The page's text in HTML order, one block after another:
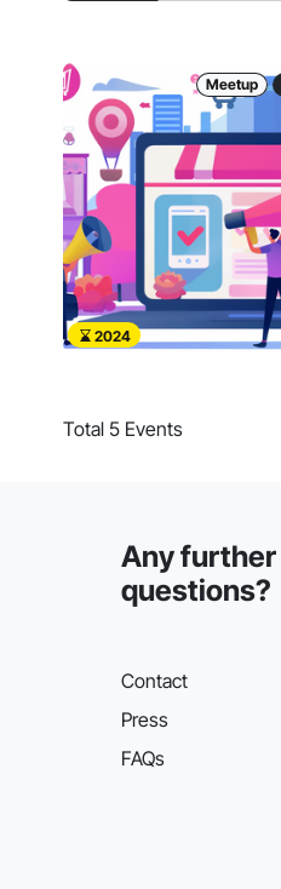
Meetup
2024
Total 5 Events
Any further
questions?
Contact
Press
FAQs